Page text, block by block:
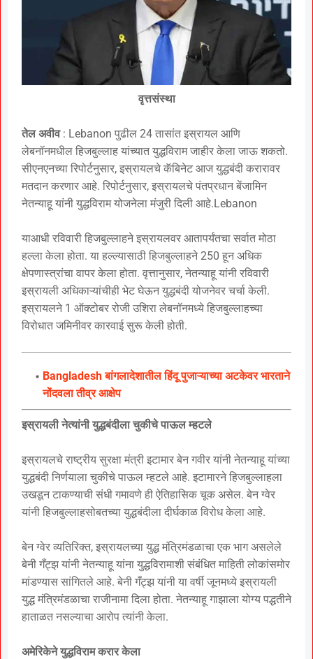
वृत्तसंस्था
तेल अवीव: Lebanon पुढील 24 तासांत इस्रायल आणि
लेबनॉनमधील हिजबुल्लाह यांच्यात युद्धविराम जाहीर केला जाऊ शकतो.
सीएनएनच्या रिपोर्टनुसार, इस्रायलचे कॅबिनेट आज युद्धबंदी करारावर
मतदान करणार आहे. रिपोर्टनुसार, इस्रायलचे पंतप्रधान बेंजामिन
नेतन्याहू यांनी युद्धविराम योजनेला मंजुरी दिली आहे.Lebanon
याआधी रविवारी हिजबुल्लाहने इस्रायलवर आतापर्यंतचा सर्वात मोठा
हल्ला केला होता. या हल्ल्यासाठी हिजबुल्लाहने 250 हून अधिक
क्षेपणास्त्रांचा वापर केला होता. वृत्तानुसार, नेतन्याहू यांनी रविवारी
इस्रायली अधिकाऱ्यांचीही भेट घेऊन युद्धबंदी योजनेवर चर्चा केली.
इस्रायलने 1 ऑक्टोबर रोजी उशिरा लेबनॉनमध्ये हिजबुल्लाहच्या
विरोधात जमिनीवर कारवाई सुरू केली होती.
Bangladesh बांगलादेशातील हिंदू पुजाऱ्याच्या अटकेवर भारताने
नोंदवला तीव्र आक्षेप
इस्रायली नेत्यांनी युद्धबंदीला चुकीचे पाऊल म्हटले
इस्रायलचे राष्ट्रीय सुरक्षा मंत्री इटामार बेन गवीर यांनी नेतन्याहू यांच्या
युद्धबंदी निर्णयाला चुकीचे पाऊल म्हटले आहे. इटामारने हिजबुल्लाहला
उखडून टाकण्याची संधी गमावणे ही ऐतिहासिक चूक असेल. बेन ग्वेर
यांनी हिजबुल्लाहसोबतच्या युद्धबंदीला दीर्घकाळ विरोध केला आहे.
बेन ग्वेर व्यतिरिक्त, इस्रायलच्या युद्ध मंत्रिमंडळाचा एक भाग असलेले
बेनी गँट्झ यांनी नेतन्याहू यांना युद्धविरामाशी संबंधित माहिती लोकांसमोर
मांडण्यास सांगितले आहे. बेनी गँट्झ यांनी या वर्षी जूनमध्ये इस्रायली
युद्ध मंत्रिमंडळाचा राजीनामा दिला होता. नेतन्याहू गाझाला योग्य पद्धतीने
हाताळत नसल्याचा आरोप त्यांनी केला.
अमेरिकेने युद्धविराम करार केला